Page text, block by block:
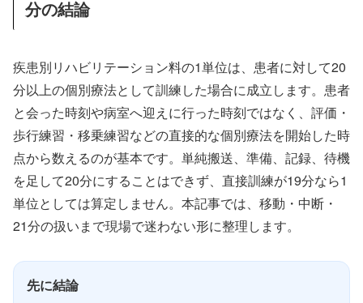
分の結論
疾患別リハビリテーション料の1単位は、患者に対して20
分以上の個別療法として訓練した場合に成立します。患者
と会った時刻や病室へ迎えに行った時刻ではなく、評価・
歩行練習・移乗練習などの直接的な個別療法を開始した時
点から数えるのが基本です。単純搬送、準備、記録、待機
を足して20分にすることはできず、直接訓練が19分なら1
単位としては算定しません。本記事では、移動・中断・
21分の扱いまで現場で迷わない形に整理します。
先に結論